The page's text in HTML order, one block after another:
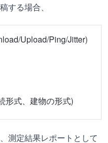
する場合、
Upload/Ping/Jitter)
形式、建物の形式)
測定結果レポートとして